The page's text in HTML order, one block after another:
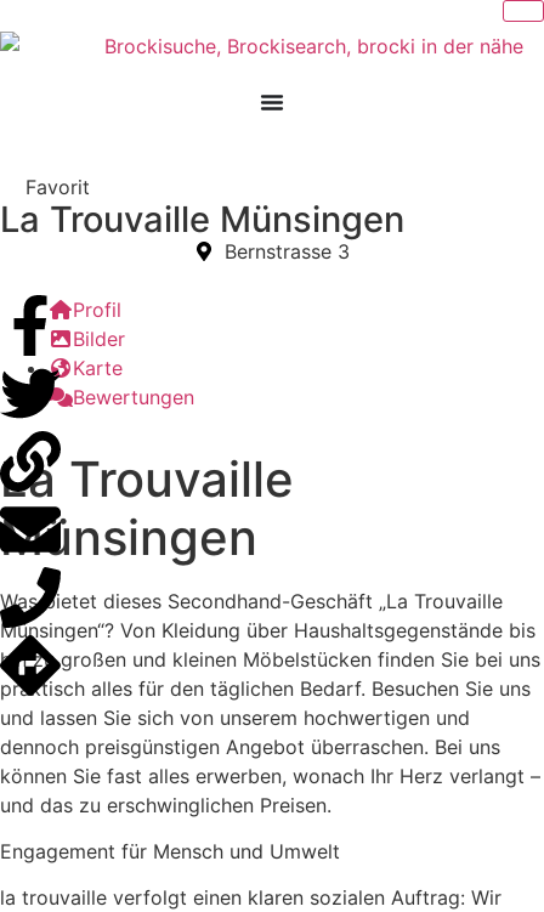
Favorit
La Trouvaille Münsingen
Bernstrasse 3
Profil
Bilder
Karte
Bewertungen
La Trouvaille
Münsingen
Was bietet dieses Secondhand-Geschäft „La Trouvaille
Münsingen“? Von Kleidung über Haushaltsgegenstände bis
hin zu großen und kleinen Möbelstücken finden Sie bei uns
praktisch alles für den täglichen Bedarf. Besuchen Sie uns
und lassen Sie sich von unserem hochwertigen und
dennoch preisgünstigen Angebot überraschen. Bei uns
können Sie fast alles erwerben, wonach Ihr Herz verlangt –
und das zu erschwinglichen Preisen.
Engagement für Mensch und Umwelt
la trouvaille verfolgt einen klaren sozialen Auftrag: Wir